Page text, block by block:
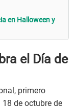
en Halloween y
el Día de
primero
de octubre de